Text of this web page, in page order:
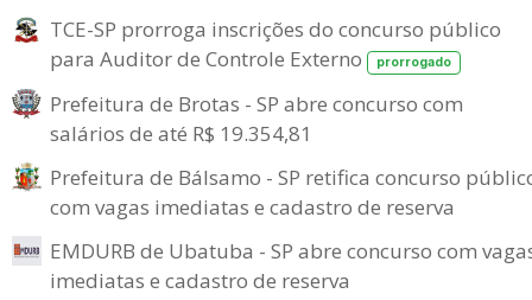
TCE-SP prorroga inscrições do concurso público
para Auditor de Controle Externo
prorrogado
Prefeitura de Brotas - SP abre concurso com
salários de até R$ 19.354,81
Prefeitura de Bálsamo - SP retifica concurso
com vagas imediatas e cadastro de reserva
EMDURB de Ubatuba - SP abre concurso com
imediatas e cadastro de reserva